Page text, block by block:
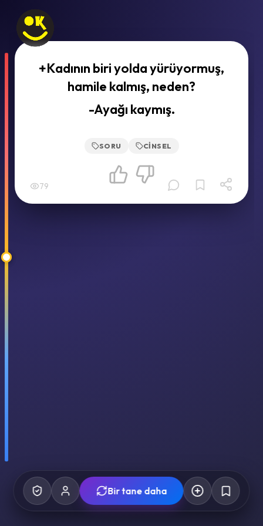
+Kadının biri yolda yürüyormuş,
hamile kalmış, neden?
-Ayağı kaymış.
SORU CINSEL
79
Bir tane daha